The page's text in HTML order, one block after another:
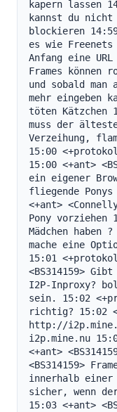
kapern lassen
kannst du nicht
blockieren
es wie Freenets
Anfang eine
Frames können
und sobald man
mehr eingeben
töten Kätzchen
muss der
Verzeihung,
15:00
15:00 <+ant>
ein eigener
fliegende Ponys
<+ant>
Pony vorziehen
Mädchen haben
mache eine
15:01
<BS314159>
I2P-Inproxy?
sein. 15:02
richtig? 15:02
http://
i2p.mine.nu
<+ant>
<BS314159>
innerhalb einer
sicher, wenn
15:03 <+ant>